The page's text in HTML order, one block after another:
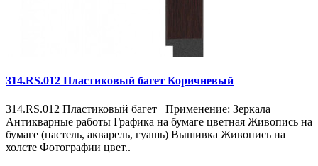
314.RS.012 Пластиковый багет Коричневый
314.RS.012 Пластиковый багет Применение: Зеркала
Антикварные работы Графика на бумаге цветная Живопись на
бумаге (пастель, акварель, гуашь) Вышивка Живопись на
холсте Фотографии цвет..